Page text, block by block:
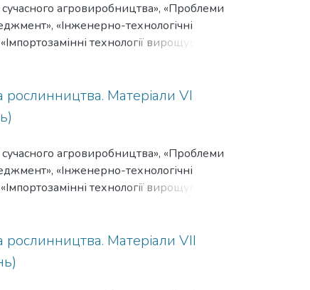
сучасного агровиробництва», «Проблеми
«Інженерно-технологічні
технології вирощування,
рослинництва. Матеріали VІ
сучасного агровиробництва», «Проблеми
«Інженерно-технологічні
технології вирощування,
рослинництва. Матеріали VІІ